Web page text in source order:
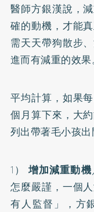
醫師方銀漢說，
確的動機，才能
需天天帶狗散步
進而有減重的效果
平均計算，如果
個月算下來，大
列出帶著毛小孩出
1） 增加減重動機
怎麼嚴謹，一個
有人監督」，方